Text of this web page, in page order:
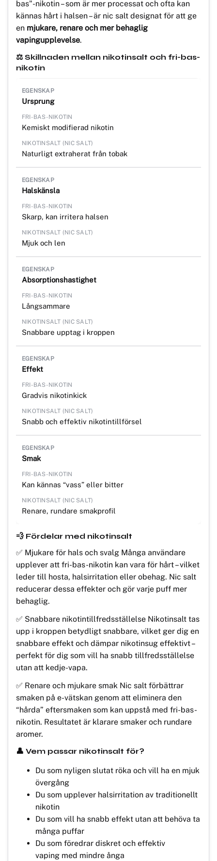
bas"-nikotin – som är mer processat och ofta kan
kännas hårt i halsen – är nic salt designat för att ge
en mjukare, renare och mer behaglig
vapingupplevelse.
⚖️ Skillnaden mellan nikotinsalt och fri-bas-
nikotin
Ursprung
Kemiskt modifierad nikotin
Naturligt extraherat från tobak
Halskänsla
Skarp, kan irritera halsen
Mjuk och len
Absorptionshastighet
Långsammare
Snabbare upptag i kroppen
Effekt
Gradvis nikotinkick
Snabb och effektiv nikotintillförsel
Smak
Kan kännas “vass” eller bitter
Renare, rundare smakprofil
💨 Fördelar med nikotinsalt
✅ Mjukare för hals och svalg Många användare
upplever att fri-bas-nikotin kan vara för hårt – vilket
leder till hosta, halsirritation eller obehag. Nic salt
reducerar dessa effekter och gör varje puff mer
behaglig.
✅ Snabbare nikotintillfredsställelse Nikotinsalt tas
upp i kroppen betydligt snabbare, vilket ger dig en
snabbare effekt och dämpar nikotinsug effektivt –
perfekt för dig som vill ha snabb tillfredsställelse
utan att kedje-vapa.
✅ Renare och mjukare smak Nic salt förbättrar
smaken på e-vätskan genom att eliminera den
“hårda” eftersmaken som kan uppstå med fri-bas-
nikotin. Resultatet är klarare smaker och rundare
aromer.
👤 Vem passar nikotinsalt för?
Du som nyligen slutat röka och vill ha en mjuk
övergång
Du som upplever halsirritation av traditionellt
nikotin
Du som vill ha snabb effekt utan att behöva ta
många puffar
Du som föredrar diskret och effektiv
vaping med mindre ånga